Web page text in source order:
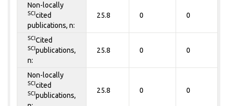
Non-locally
SCIcited
publications, n:
25.8 0 0
SCICited
SCIpublications,
n:
25.8 0 0
Non-locally
SCIcited
SCIpublications,
25.8 0 0